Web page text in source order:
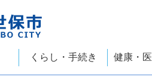
くらし・手続き 健康・